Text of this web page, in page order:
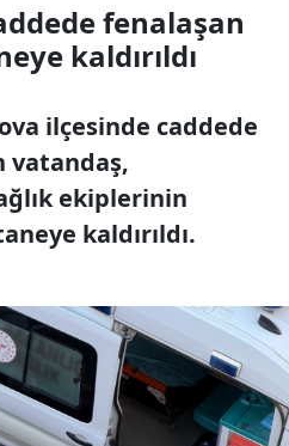
fenalaşan
kaldırıldı
ilçesinde caddede
vatandaş,
ekiplerinin
kaldırıldı.